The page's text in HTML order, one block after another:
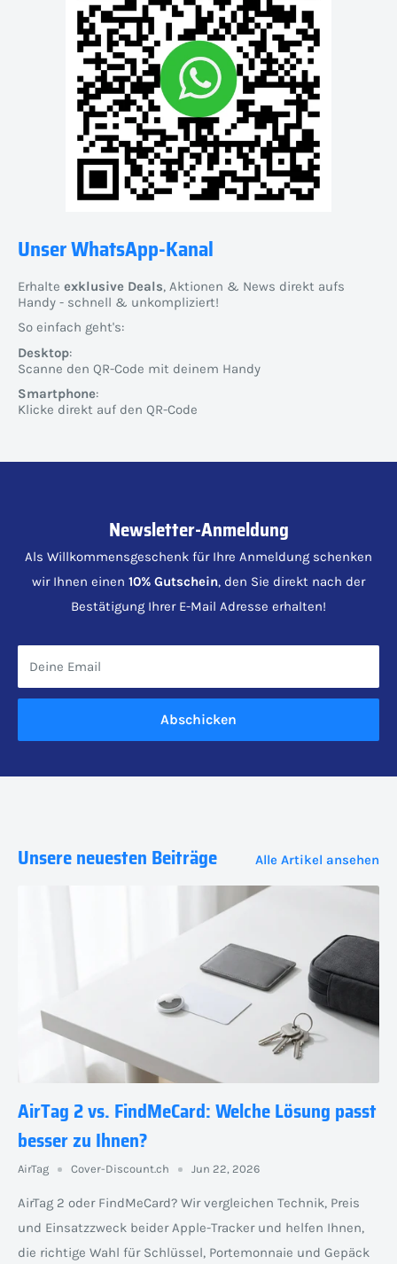
Unser WhatsApp-Kanal
Erhalte exklusive Deals, Aktionen & News direkt aufs
Handy - schnell & unkompliziert!
So einfach geht's:
Desktop:
Scanne den QR-Code mit deinem Handy
Smartphone:
Klicke direkt auf den QR-Code
Newsletter-Anmeldung
Als Willkommensgeschenk für Ihre Anmeldung schenken
wir Ihnen einen 10% Gutschein, den Sie direkt nach der
Bestätigung Ihrer E-Mail Adresse erhalten!
Deine Email
Abschicken
Unsere neuesten Beiträge Alle Artikel ansehen
AirTag 2 vs. FindMeCard: Welche Lösung passt
besser zu Ihnen?
AirTag Cover-Discount.ch Jun 22, 2026
AirTag 2 oder FindMeCard? Wir vergleichen Technik, Preis
und Einsatzzweck beider Apple-Tracker und helfen Ihnen,
die richtige Wahl für Schlüssel, Portemonnaie und Gepäck